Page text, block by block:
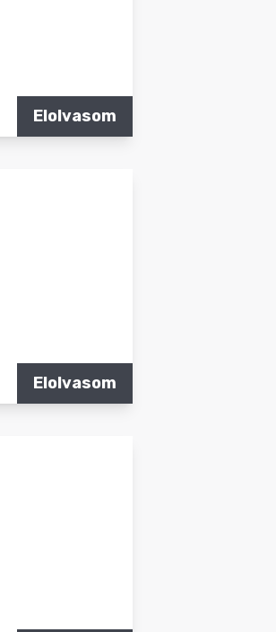
Elolvasom
Elolvasom